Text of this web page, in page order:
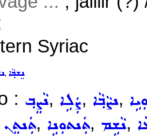
Syriac
, ܢܸܫܒ݂ܵܐ
: ܢܵܨܸܒ݂, ܨܲܠܹܐ, ܢܨܵܒ݂ܵܐ,
ܬܲܢܬܸܢ, ܬܲܢܬܘܼܢܹܐ, ܢܵܫܹܡ,